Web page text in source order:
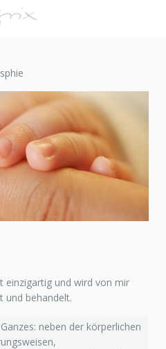
einzigartig und wird von mir
und behandelt.
neben der körperlichen